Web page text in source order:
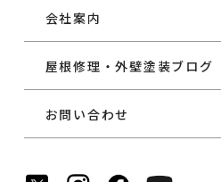
会社案内
屋根修理・外壁塗装ブログ
お問い合わせ